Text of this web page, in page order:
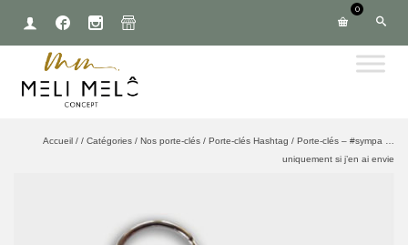
0
Accueil / / Catégories / Nos porte-clés / Porte-clés Hashtag / Porte-clés – #sympa …
uniquement si j’en ai envie